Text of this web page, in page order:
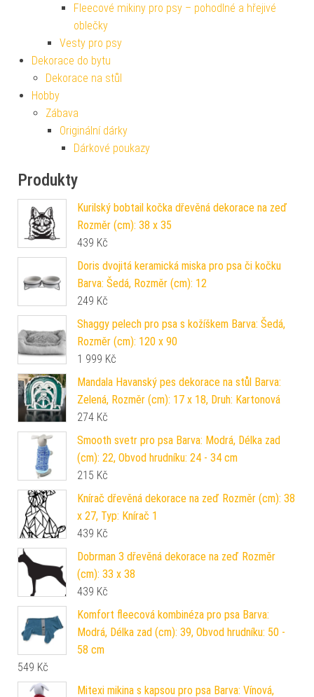
Fleecové mikiny pro psy – pohodlné a hřejivé
oblečky
Vesty pro psy
Dekorace do bytu
Dekorace na stůl
Hobby
Zábava
Originální dárky
Dárkové poukazy
Produkty
Kurilský bobtail kočka dřevěná dekorace na zeď
Rozměr (cm): 38 x 35
439 Kč
Doris dvojitá keramická miska pro psa či kočku
Barva: Šedá, Rozměr (cm): 12
249 Kč
Shaggy pelech pro psa s kožíškem Barva: Šedá,
Rozměr (cm): 120 x 90
1 999 Kč
Mandala Havanský pes dekorace na stůl Barva:
Zelená, Rozměr (cm): 17 x 18, Druh: Kartonová
274 Kč
Smooth svetr pro psa Barva: Modrá, Délka zad
(cm): 22, Obvod hrudníku: 24 - 34 cm
215 Kč
Knírač dřevěná dekorace na zeď Rozměr (cm): 38
x 27, Typ: Knírač 1
439 Kč
Dobrman 3 dřevěná dekorace na zeď Rozměr
(cm): 33 x 38
439 Kč
Komfort fleecová kombinéza pro psa Barva:
Modrá, Délka zad (cm): 39, Obvod hrudníku: 50 -
58 cm
549 Kč
Mitexi mikina s kapsou pro psa Barva: Vínová,